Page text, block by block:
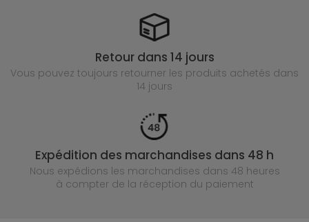
Retour dans 14 jours
Vous pouvez toujours retourner les produits achetés dans
14 jours
Expédition des marchandises dans 48 h
Nous expédions les marchandises dans 48 heures
à compter de la réception du paiement